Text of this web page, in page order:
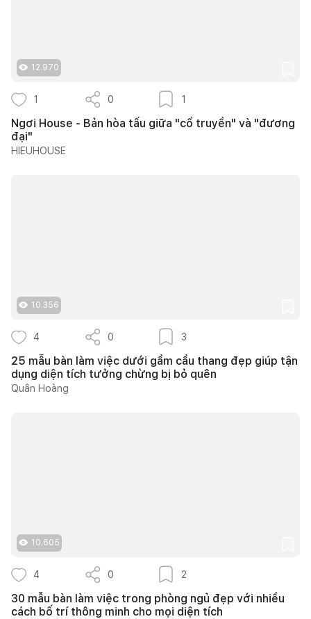
12.970
1 0 1
Ngơi House - Bản hòa tấu giữa "cổ truyền" và "đương
đại"
HIEUHOUSE
10.356
4 0 3
25 mẫu bàn làm việc dưới gầm cầu thang đẹp giúp tận
dụng diện tích tưởng chừng bị bỏ quên
Quân Hoàng
10.605
4 0 2
30 mẫu bàn làm việc trong phòng ngủ đẹp với nhiều
cách bố trí thông minh cho mọi diện tích